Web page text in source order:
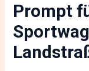
Prompt